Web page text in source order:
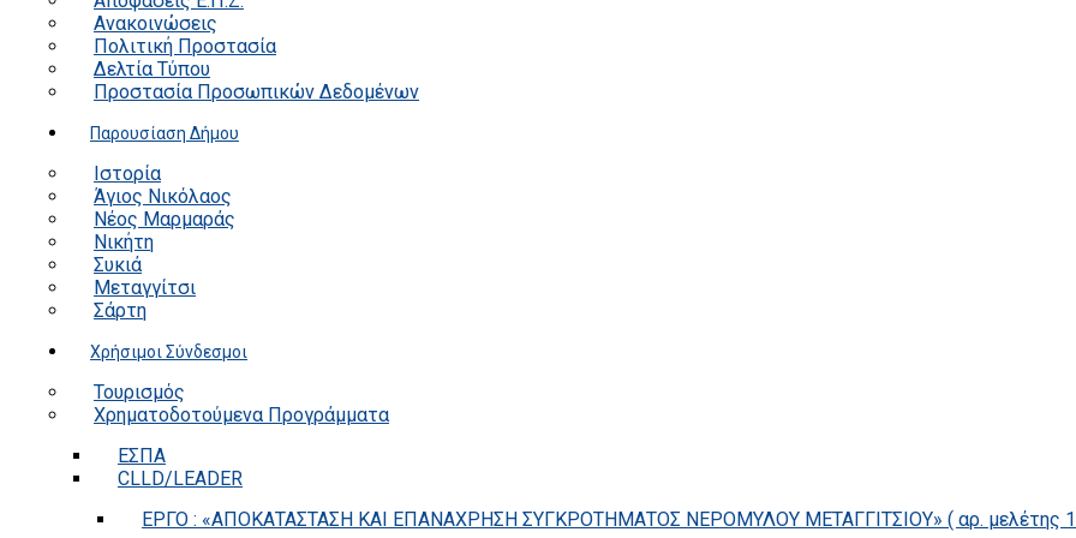
Ανακοινώσεις
Πολιτική Προστασία
Δελτία Τύπου
Προστασία Προσωπικών Δεδομένων
Παρουσίαση Δήμου
Ιστορία
Άγιος Νικόλαος
Νέος Μαρμαράς
Νικήτη
Συκιά
Μεταγγίτσι
Σάρτη
Χρήσιμοι Σύνδεσμοι
Τουρισμός
Χρηματοδοτούμενα Προγράμματα
ΕΣΠΑ
CLLD/LEADER
ΕΡΓΟ : «ΑΠΟΚΑΤΑΣΤΑΣΗ ΚΑΙ ΕΠΑΝΑΧΡΗΣΗ ΣΥΓΚΡΟΤΗΜΑΤΟΣ ΝΕΡΟΜΥΛΟΥ ΜΕΤΑΓΓΙΤΣΙΟΥ» ( αρ. μελέτης